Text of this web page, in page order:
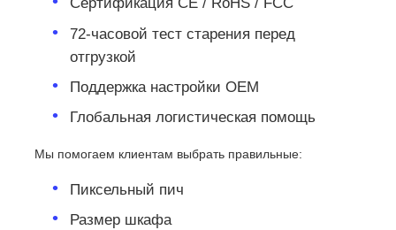
Сертификация CE / RoHS / FCC
72-часовой тест старения перед
отгрузкой
Поддержка настройки OEM
Глобальная логистическая помощь
Мы помогаем клиентам выбрать правильные:
Пиксельный пич
Размер шкафа